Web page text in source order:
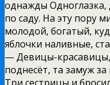
однажды Одноглазка,
по саду. На эту пору
молодой, богатый,
яблочки наливные,
— Девицы-красавицы,
поднесёт, та замуж